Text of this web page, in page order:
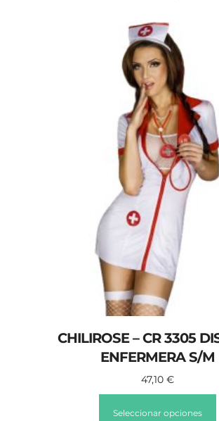
CHILIROSE – CR 3305
ENFERMERA S/M
47,10 €
Seleccionar opciones